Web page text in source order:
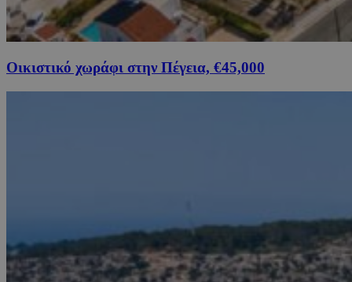
Οικιστικό χωράφι στην Πέγεια, €45,000